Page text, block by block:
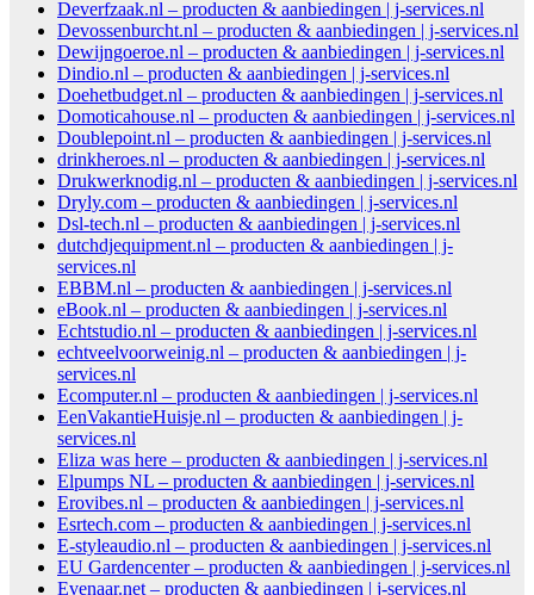
Deverfzaak.nl – producten & aanbiedingen | j-services.nl
Devossenburcht.nl – producten & aanbiedingen | j-services.nl
Dewijngoeroe.nl – producten & aanbiedingen | j-services.nl
Dindio.nl – producten & aanbiedingen | j-services.nl
Doehetbudget.nl – producten & aanbiedingen | j-services.nl
Domoticahouse.nl – producten & aanbiedingen | j-services.nl
Doublepoint.nl – producten & aanbiedingen | j-services.nl
drinkheroes.nl – producten & aanbiedingen | j-services.nl
Drukwerknodig.nl – producten & aanbiedingen | j-services.nl
Dryly.com – producten & aanbiedingen | j-services.nl
Dsl-tech.nl – producten & aanbiedingen | j-services.nl
dutchdjequipment.nl – producten & aanbiedingen | j-
services.nl
EBBM.nl – producten & aanbiedingen | j-services.nl
eBook.nl – producten & aanbiedingen | j-services.nl
Echtstudio.nl – producten & aanbiedingen | j-services.nl
echtveelvoorweinig.nl – producten & aanbiedingen | j-
services.nl
Ecomputer.nl – producten & aanbiedingen | j-services.nl
EenVakantieHuisje.nl – producten & aanbiedingen | j-
services.nl
Eliza was here – producten & aanbiedingen | j-services.nl
Elpumps NL – producten & aanbiedingen | j-services.nl
Erovibes.nl – producten & aanbiedingen | j-services.nl
Esrtech.com – producten & aanbiedingen | j-services.nl
E-styleaudio.nl – producten & aanbiedingen | j-services.nl
EU Gardencenter – producten & aanbiedingen | j-services.nl
Evenaar.net – producten & aanbiedingen | j-services.nl